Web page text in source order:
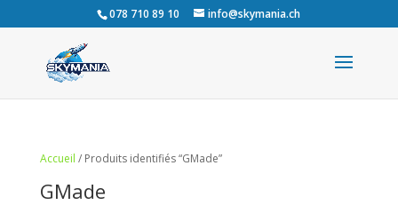
078 710 89 10 info@skymania.ch
Accueil / Produits identifiés “GMade”
GMade